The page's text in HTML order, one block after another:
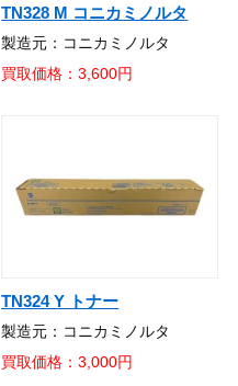
TN328 M コニカミノルタ
製造元：コニカミノルタ
買取価格：3,600円
TN324 Y トナー
製造元：コニカミノルタ
買取価格：3,000円